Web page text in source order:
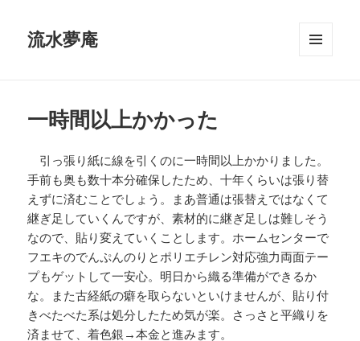
流水夢庵
一時間以上かかった
引っ張り紙に線を引くのに一時間以上かかりました。
手前も奥も数十本分確保したため、十年くらいは張り替
えずに済むことでしょう。まあ普通は張替えではなくて
継ぎ足していくんですが、素材的に継ぎ足しは難しそう
なので、貼り変えていくことします。ホームセンターで
フエキのでんぷんのりとポリエチレン対応強力両面テー
プもゲットして一安心。明日から織る準備ができるか
な。また古経紙の癖を取らないといけませんが、貼り付
きべたべた系は処分したため気が楽。さっさと平織りを
済ませて、着色銀→本金と進みます。